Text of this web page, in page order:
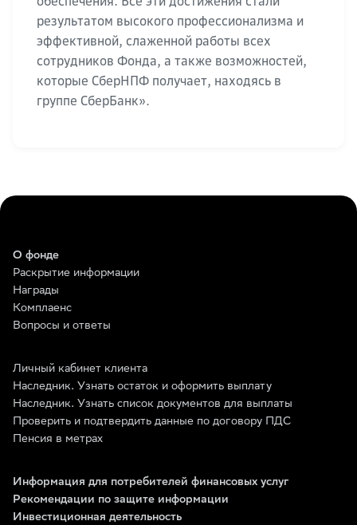
результатом высокого профессионализма и
эффективной, слаженной работы всех
сотрудников Фонда, а также возможностей,
которые СберНПФ получает, находясь в
группе СберБанк».
О фонде
Раскрытие информации
Награды
Комплаенс
Вопросы и ответы
Личный кабинет клиента
Наследник. Узнать остаток и оформить выплату
Наследник. Узнать список документов для выплаты
Проверить и подтвердить данные по договору ПДС
Пенсия в метрах
Информация для потребителей финансовых услуг
Рекомендации по защите информации
Инвестиционная деятельность